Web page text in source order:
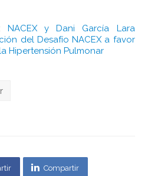
NACEX y Dani García Lara
del Desafío NACEX a favor
Hipertensión Pulmonar
Compartir